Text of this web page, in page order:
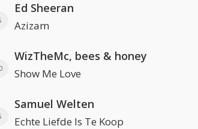
Ed Sheeran
Azizam
WizTheMc, bees & honey
Show Me Love
Samuel Welten
Echte Liefde Is Te Koop